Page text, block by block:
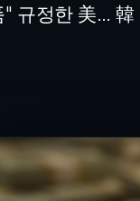
규정한 美... 韓